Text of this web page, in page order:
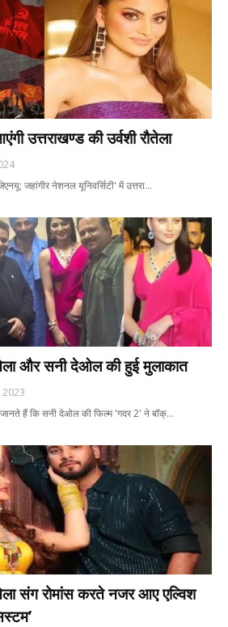
उत्तराखण्ड की उर्वशी रौतेला
जहांगीर नेशनल यूनिवर्सिटी' में उत्तरा…
और सनी देओल की हुई मुलाकात
हैं कि सनी देओल की फिल्म 'गदर 2' ने बॉक्…
संग रोमांस करते नजर आए एल्विश